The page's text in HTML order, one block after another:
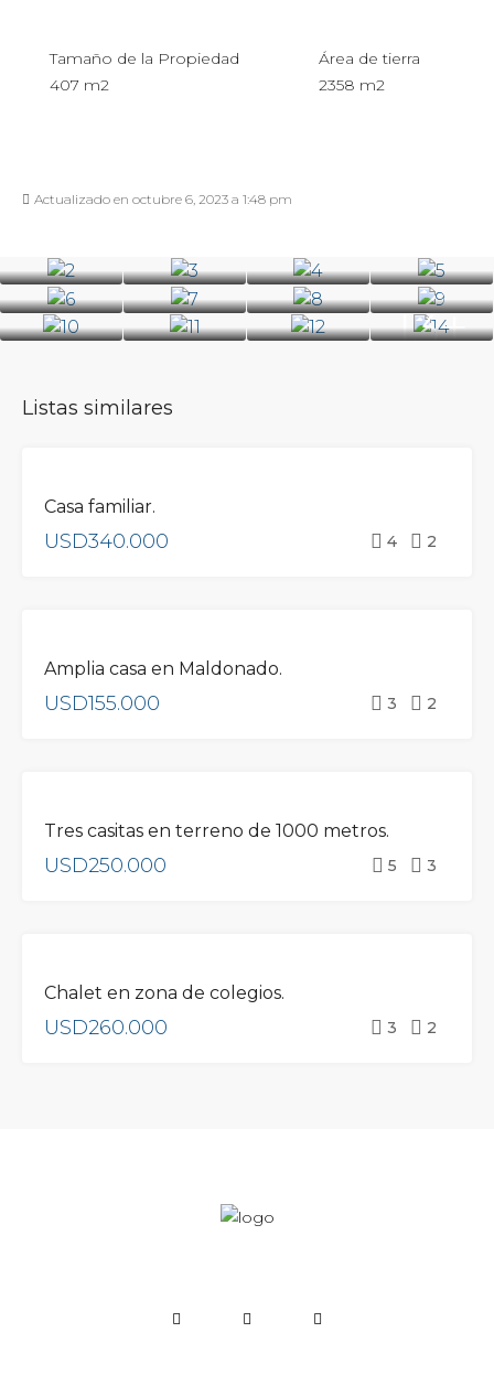
Tamaño de la Propiedad
407 m2
Área de tierra
2358 m2
Actualizado en octubre 6, 2023 a 1:48 pm
13+
Listas similares
Casa familiar.
USD340.000 4 2
Amplia casa en Maldonado.
USD155.000 3 2
Tres casitas en terreno de 1000 metros.
USD250.000 5 3
Chalet en zona de colegios.
USD260.000 3 2